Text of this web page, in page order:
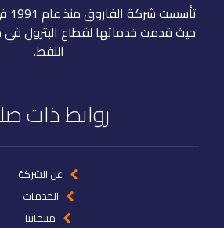
حيث قدمت خدماتها لقطاع البترول
النفط.
روابط ذات
عن الشركة
الخدمات
منتجاتنا